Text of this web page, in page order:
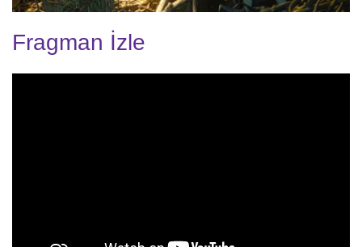
Fragman İzle